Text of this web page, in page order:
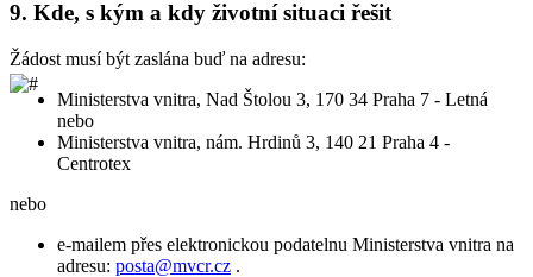
9. Kde, s kým a kdy životní situaci řešit
Žádost musí být zaslána buď na adresu:
Ministerstva vnitra, Nad Štolou 3, 170 34 Praha 7 - Letná
nebo
Ministerstva vnitra, nám. Hrdinů 3, 140 21 Praha 4 -
Centrotex
nebo
e-mailem přes elektronickou podatelnu Ministerstva vnitra na
adresu: posta@mvcr.cz .